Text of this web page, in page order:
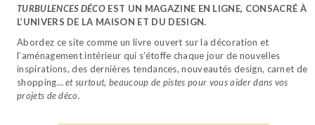
TURBULENCES DÉCO EST UN MAGAZINE EN LIGNE, CONSACRÉ À
L’UNIVERS DE LA MAISON ET DU DESIGN.
Abordez ce site comme un livre ouvert sur la décoration et
l’aménagement intérieur qui s’étoffe chaque jour de nouvelles
inspirations, des dernières tendances, nouveautés design, carnet de
shopping…et surtout, beaucoup de pistes pour vous aider dans vos
projets de déco.